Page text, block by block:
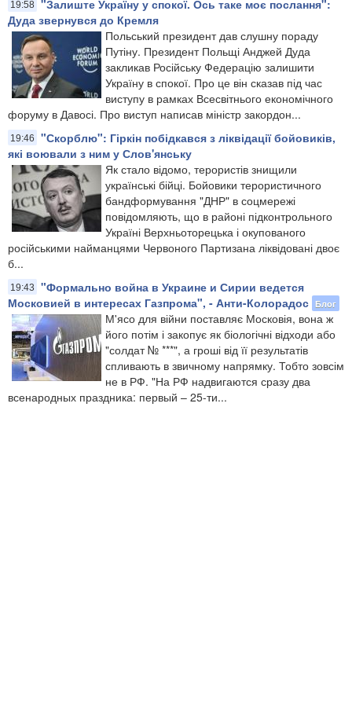
19:58 "Залиште Україну у спокої. Ось таке моє послання":
Дуда звернувся до Кремля
Польський президент дав слушну пораду
Путіну. Президент Польщі Анджей Дуда
закликав Російську Федерацію залишити
Україну в спокої. Про це він сказав під час
виступу в рамках Всесвітнього економічного
форуму в Давосі. Про виступ написав міністр закордон...
19:46
"Скорблю": Гіркін побідкався з ліквідації бойовиків,
які воювали з ним у Слов'янську
Як стало відомо, терористів знищили
українські бійці. Бойовики терористичного
бандформування "ДНР" в соцмережі
повідомляють, що в районі підконтрольного
Україні Верхньоторецька і окупованого
російськими найманцями Червоного Партизана ліквідовані двоє
б...
19:43
"Формально война в Украине и Сирии ведется
Московией в интересах Газпрома", - Анти-Колорадос Блог
М'ясо для війни поставляє Московія, вона ж
його потім і закопує як біологічні відходи або
"солдат № ***", а гроші від її результатів
спливають в звичному напрямку. Тобто зовсім
не в РФ. "На РФ надвигаются сразу два
всенародных праздника: первый – 25-ти...